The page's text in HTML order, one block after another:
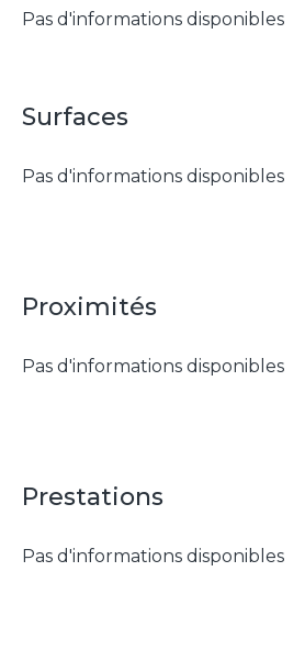
Pas d'informations disponibles
Surfaces
Pas d'informations disponibles
Proximités
Pas d'informations disponibles
Prestations
Pas d'informations disponibles